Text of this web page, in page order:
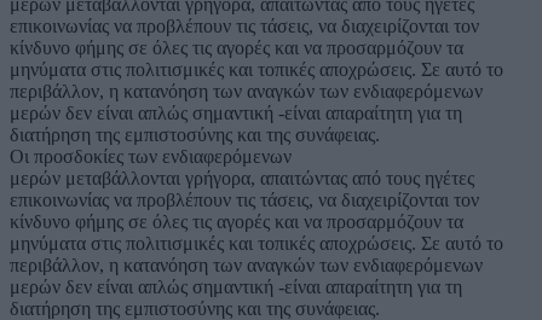
Οι προσδοκίες των ενδιαφερόμενων
μερών μεταβάλλονται γρήγορα, απαιτώντας από τους ηγέτες
επικοινωνίας να προβλέπουν τις τάσεις, να διαχειρίζονται τον
κίνδυνο φήμης σε όλες τις αγορές και να προσαρμόζουν τα
μηνύματα στις πολιτισμικές και τοπικές αποχρώσεις. Σε αυτό το
περιβάλλον, η κατανόηση των αναγκών των ενδιαφερόμενων
μερών δεν είναι απλώς σημαντική -είναι απαραίτητη για τη
διατήρηση της εμπιστοσύνης και της συνάφειας.